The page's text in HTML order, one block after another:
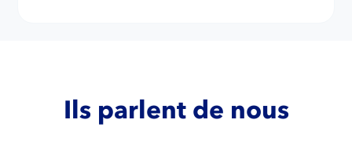
Ils parlent de nous